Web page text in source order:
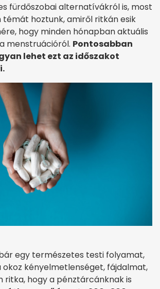
fürdőszobai alternatívákról is, most
témát hoztunk, amiről ritkán esik
hogy minden hónapban aktuális
menstruációról. Pontosabban
lehet ezt az időszakot
egy természetes testi folyamat,
okoz kényelmetlenséget, fájdalmat,
ritka, hogy a pénztárcánknak is